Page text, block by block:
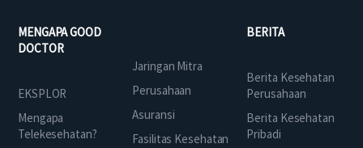
MENGAPA GOOD
DOCTOR
EKSPLOR
Mengapa
Telekesehatan?
Jaringan Mitra
Perusahaan
Asuransi
Fasilitas Kesehatan
BERITA
Berita Kesehatan
Perusahaan
Berita Kesehatan
Pribadi